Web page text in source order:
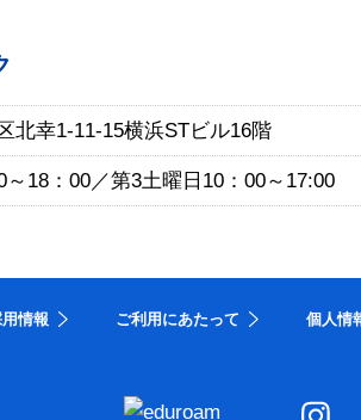
北幸1-11-15横浜STビル16階
～18：00／第3土曜日10：00～17:00
情報 ご利用にあたって 個人情